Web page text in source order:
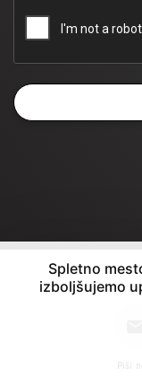
Piši
Spletno
izboljšujemo